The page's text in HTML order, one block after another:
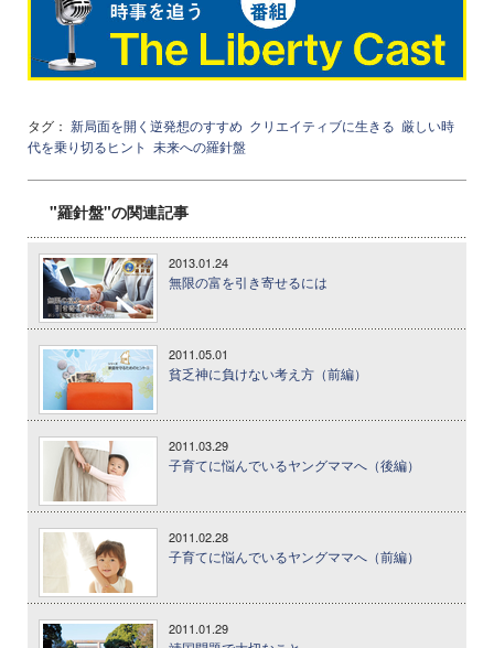
タグ： 新局面を開く逆発想のすすめ クリエイティブに生きる 厳しい時
代を乗り切るヒント 未来への羅針盤
"羅針盤"の関連記事
2013.01.24
無限の富を引き寄せるには
2011.05.01
貧乏神に負けない考え方（前編）
2011.03.29
子育てに悩んでいるヤングママへ（後編）
2011.02.28
子育てに悩んでいるヤングママへ（前編）
2011.01.29